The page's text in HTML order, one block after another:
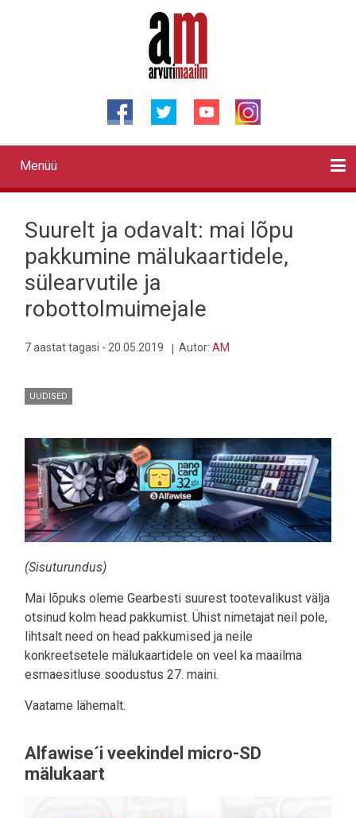
Primary
links
Menüü
Suurelt ja odavalt: mai lõpu
pakkumine mälukaartidele,
sülearvutile ja
robottolmuimejale
7 aastat tagasi - 20.05.2019 Autor: AM
UUDISED
Pilt
(Sisuturundus)
Mai lõpuks oleme Gearbesti suurest tootevalikust välja
otsinud kolm head pakkumist. Ühist nimetajat neil pole,
lihtsalt need on head pakkumised ja neile
konkreetsetele mälukaartidele on veel ka maailma
esmaesitluse soodustus 27. maini.
Vaatame lähemalt.
Alfawise´i veekindel micro-SD
mälukaart